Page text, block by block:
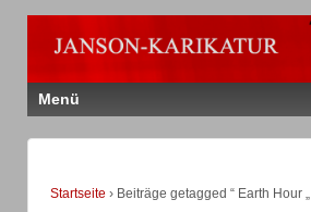
Menü
Startseite › Beiträge getagged “ Earth Hour „